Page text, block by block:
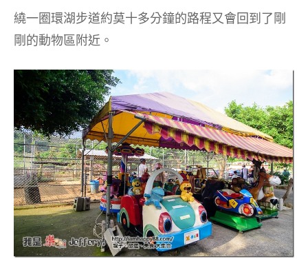
繞一圈環湖步道約莫十多分鐘的路程又會回到了剛
剛的動物區附近。